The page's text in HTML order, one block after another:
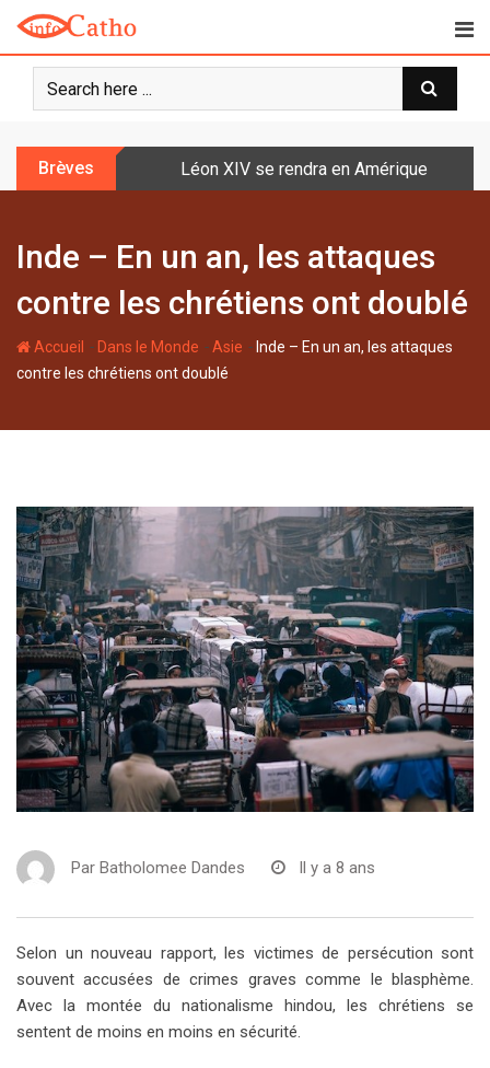
o
Brèves Léon XIV se rendra en Amérique latine à
Inde – En un an, les attaques
contre les chrétiens ont doublé
Accueil - Dans le Monde -Asie - Inde – En un an, les attaques
contre les chrétiens ont doublé
Par Batholomee Dandes Il y a 8 ans
Selon un nouveau rapport, les victimes de persécution sont
souvent accusées de crimes graves comme le blasphème.
Avec la montée du nationalisme hindou, les chrétiens se
sentent de moins en moins en sécurité.